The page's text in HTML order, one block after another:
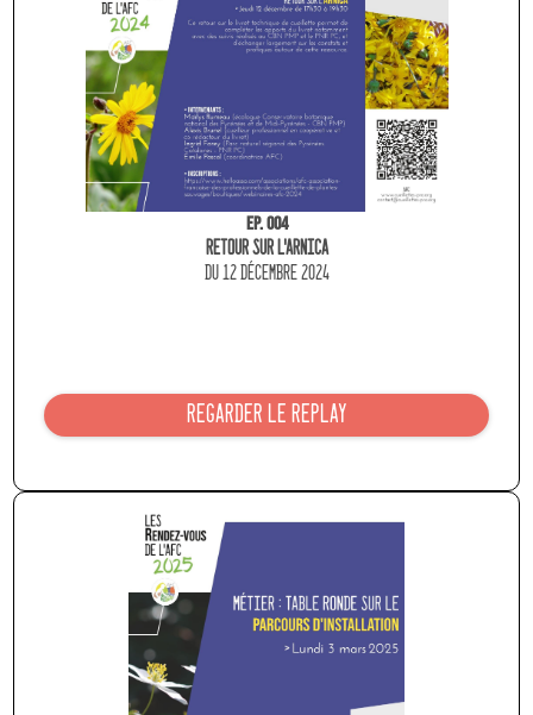
Ep. 004
RETOUR SUR l'ARNICA
du 12 dÉcEMBRE 2024
REGARDER LE REPLAY